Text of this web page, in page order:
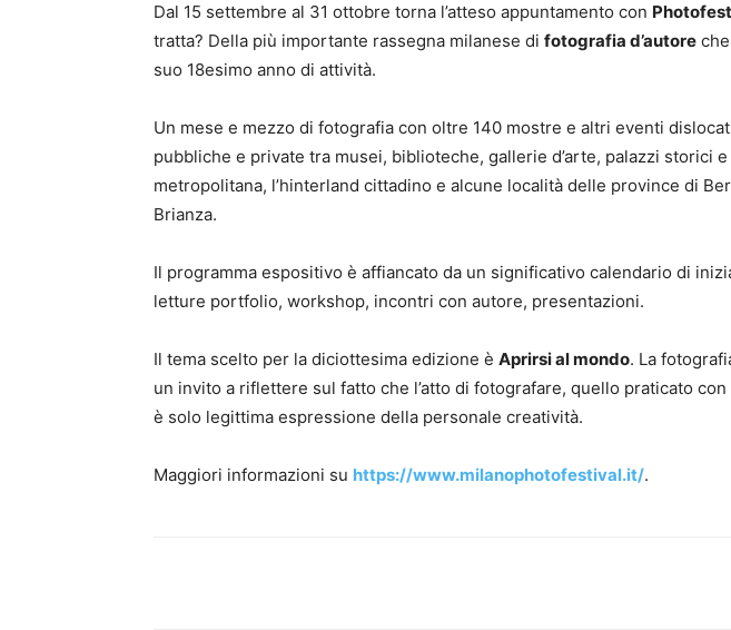
Dal 15 settembre al 31 ottobre torna l’atteso appuntamento con
tratta? Della più importante rassegna milanese di fotografia d’autore
suo 18esimo anno di attività.
Un mese e mezzo di fotografia con oltre 140 mostre e altri eventi
pubbliche e private tra musei, biblioteche, gallerie d’arte, palazzi storici e
metropolitana, l’hinterland cittadino e alcune località delle province di
Brianza.
Il programma espositivo è affiancato da un significativo calendario di
letture portfolio, workshop, incontri con autore, presentazioni.
Il tema scelto per la diciottesima edizione è Aprirsi al mondo. La
un invito a riflettere sul fatto che l’atto di fotografare, quello praticato
è solo legittima espressione della personale creatività.
Maggiori informazioni su https://www.milanophotofestival.it/.